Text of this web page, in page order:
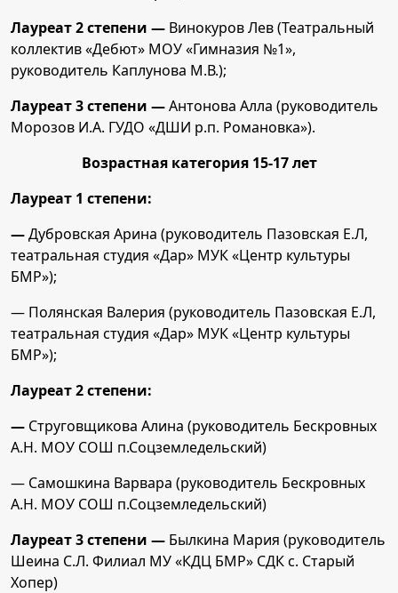
Лауреат 2 степени — Винокуров Лев (Театральный
коллектив «Дебют» МОУ «Гимназия №1»,
руководитель Каплунова М.В.);
Лауреат 3 степени —Антонова Алла (руководитель
Морозов И.А. ГУДО «ДШИ р.п. Романовка»).
Возрастная категория 15-17 лет
Лауреат 1 степени:
—Дубровская Арина (руководитель Пазовская Е.Л,
театральная студия «Дар» МУК «Центр культуры
БМР»);
— Полянская Валерия (руководитель Пазовская Е.Л,
театральная студия «Дар» МУК «Центр культуры
БМР»);
Лауреат 2 степени:
— Струговщикова Алина (руководитель Бескровных
А.Н. МОУ СОШ п.Соцземледельский)
— Самошкина Варвара (руководитель Бескровных
А.Н. МОУ СОШ п.Соцземледельский)
Лауреат 3 степени — Былкина Мария (руководитель
Шеина С.Л. Филиал МУ «КДЦ БМР» СДК с. Старый
Хопер)